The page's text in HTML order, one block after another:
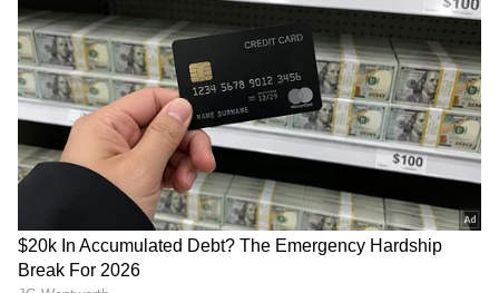
ಕನ್ಯಾ(Virgo):ಹಿರಿಯ ವ್ಯಕ್ತಿಯ ಸಲಹೆ ಮತ್ತು ಅನುಭವದ
ಸಂಪೂರ್ಣ ಪ್ರಯೋಜನವನ್ನು ಪಡೆದುಕೊಳ್ಳಿ. ನಿಮ್ಮ ದಮನಿತ
ಬಯಕೆಯು ಮಕ್ಕಳ ಮೂಲಕ ಈಡೇರುತ್ತದೆ, ಅವರು ನಿಮಗೆ
ಮನಸ್ಸಿಗೆ ಶಾಂತಿಯನ್ನು ನೀಡುತ್ತಾರೆ. ಅಧ್ಯಯನ
ಮಾಡುವವರಿಗೆ ಸಮಯ ಉತ್ತಮವಾಗಿರುತ್ತದೆ. ಮಧ್ಯಾಹ್ನದ
ಪರಿಸ್ಥಿತಿಯು ಸ್ವಲ್ಪ ಪ್ರತಿಕೂಲವಾಗಿರುತ್ತದೆ. ನಿಮ್ಮ ಪ್ರಮುಖ
ಯೋಜನೆಯು ಅಪೂರ್ಣವಾಗಿ ಉಳಿಯಬಹುದು. ಕೌಟುಂಬಿಕ
ವಿಷಯ ಮುಂದಕ್ಕೆ ಹೋಗಬಹುದು.